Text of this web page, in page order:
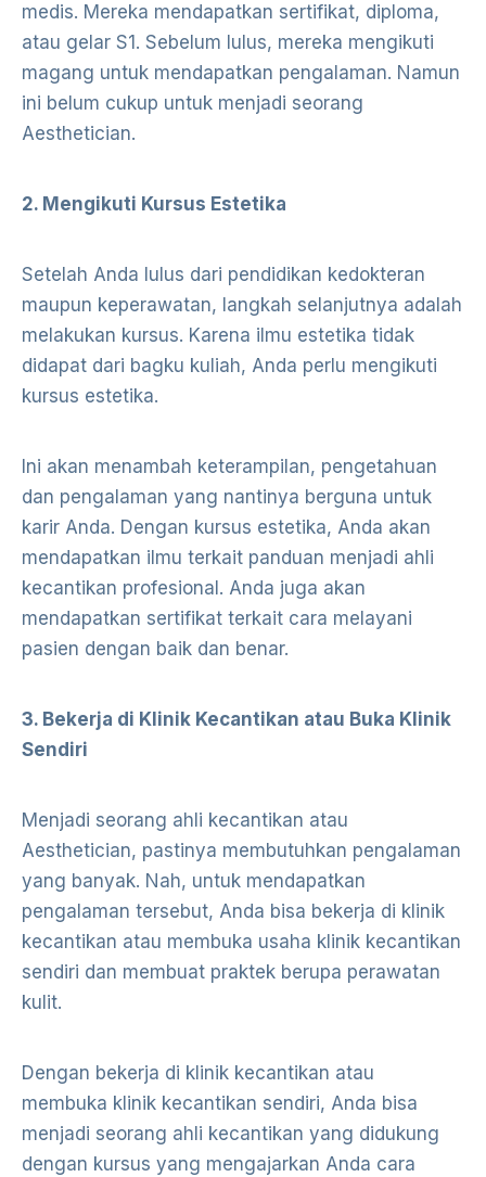
medis. Mereka mendapatkan sertifikat, diploma,
atau gelar S1. Sebelum lulus, mereka mengikuti
magang untuk mendapatkan pengalaman. Namun
ini belum cukup untuk menjadi seorang
Aesthetician.
2. Mengikuti Kursus Estetika
Setelah Anda lulus dari pendidikan kedokteran
maupun keperawatan, langkah selanjutnya adalah
melakukan kursus. Karena ilmu estetika tidak
didapat dari bagku kuliah, Anda perlu mengikuti
kursus estetika.
Ini akan menambah keterampilan, pengetahuan
dan pengalaman yang nantinya berguna untuk
karir Anda. Dengan kursus estetika, Anda akan
mendapatkan ilmu terkait panduan menjadi ahli
kecantikan profesional. Anda juga akan
mendapatkan sertifikat terkait cara melayani
pasien dengan baik dan benar.
3. Bekerja di Klinik Kecantikan atau Buka Klinik
Sendiri
Menjadi seorang ahli kecantikan atau
Aesthetician, pastinya membutuhkan pengalaman
yang banyak. Nah, untuk mendapatkan
pengalaman tersebut, Anda bisa bekerja di klinik
kecantikan atau membuka usaha klinik kecantikan
sendiri dan membuat praktek berupa perawatan
kulit.
Dengan bekerja di klinik kecantikan atau
membuka klinik kecantikan sendiri, Anda bisa
menjadi seorang ahli kecantikan yang didukung
dengan kursus yang mengajarkan Anda cara